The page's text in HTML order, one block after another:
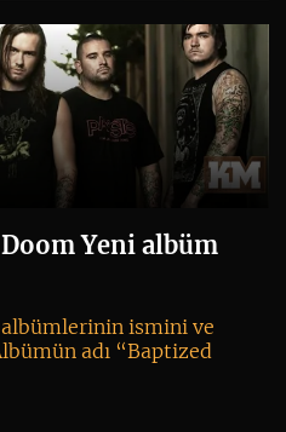
Yeni albüm
ismini ve
adı “Baptized